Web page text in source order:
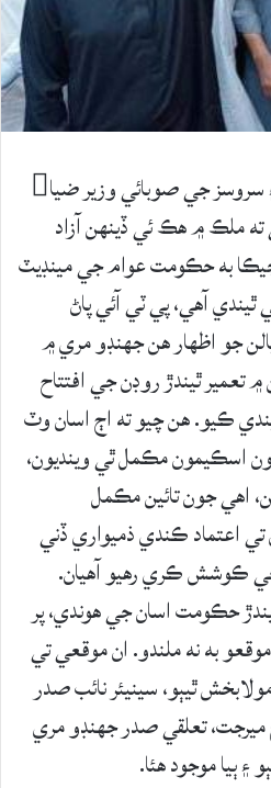
عثمان شاهھ ھڙي: ورڪس ۽ سروسز جي صوبائي وزير ضيا
ملڪ ۾ هڪ ئي ڏينهن آزاد
به حڪومت عوام جي مينڊيٽ
تائين جي ٿيندي آھي، پي ٽي آئي پاڻ
جو اظهار هن جهنڊو مري ۾
تعمير ٿيندڙ روڊن جي افتتاح
ڪيو. هن چيو ته اڄ اسان وٽ
جون اسڪيمون مڪمل ٿي وينديون،
آهن، اهي جون تائين مڪمل
اعتماد ڪندي ذميواري ڏني
ڪوشش ڪري رهيو آهيان.
حڪومت اسان جي هوندي، پر
به نه ملندو. ان موقعي تي
ٿيٻو، سينيئر نائب صدر
تعلقي صدر جهنڊو مري
۽ ٻيا موجود هئا.